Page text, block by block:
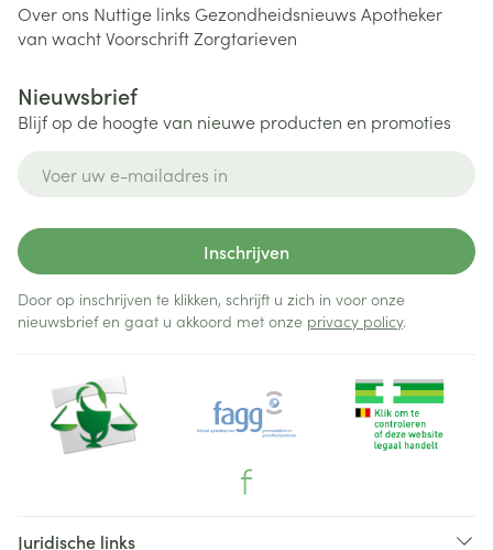
Over ons Nuttige links Gezondheidsnieuws Apotheker
van wachtVoorschriftZorgtarieven
Nieuwsbrief
Blijf op de hoogte van nieuwe producten en promoties
Inschrijven
Door op inschrijven te klikken, schrijft u zich in voor onze
nieuwsbrief en gaat u akkoord met onze privacy policy.
Juridische links